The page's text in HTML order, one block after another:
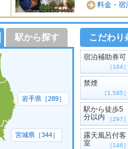
料金・宿
駅から探す
岩手県［289］
宮城県［344］
こだわり
宿泊補助券可
［164］
禁煙
［1,595］
駅から徒歩5
分以内
［297］
露天風呂付客
室
［146］